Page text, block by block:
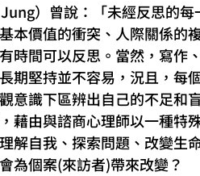
）曾說：「未經反思的
本價值的衝突、人際關係
時間可以反思。當然，寫作
期堅持並不容易，況且，每
意識下區辨出自己的不足和
藉由與諮商心理師以一種特
解自我、探索問題、改變生
為個案(來訪者)帶來改變？